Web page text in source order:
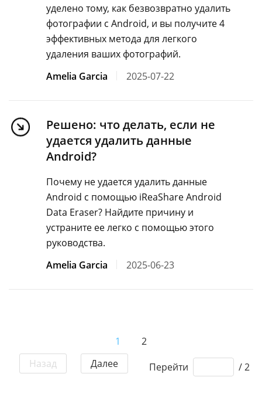
уделено тому, как безвозвратно удалить
фотографии с Android, и вы получите 4
эффективных метода для легкого
удаления ваших фотографий.
Amelia Garcia
2025-07-22
Решено: что делать, если не
удается удалить данные
Android?
Почему не удается удалить данные
Android с помощью iReaShare Android
Data Eraser? Найдите причину и
устраните ее легко с помощью этого
руководства.
Amelia Garcia
2025-06-23
Назад
1
2
Далее
Перейти / 2